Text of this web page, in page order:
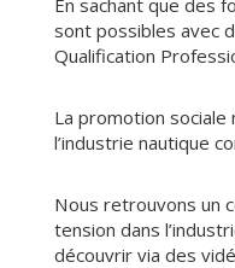
En sachant que des
sont possibles avec
Qualification
La promotion sociale
l’industrie nautique
Nous retrouvons un
tension dans
découvrir via des